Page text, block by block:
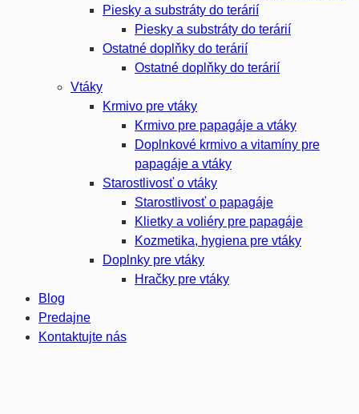
Piesky a substráty do terárií
Piesky a substráty do terárií
Ostatné doplňky do terárií
Ostatné doplňky do terárií
Vtáky
Krmivo pre vtáky
Krmivo pre papagáje a vtáky
Doplnkové krmivo a vitamíny pre
papagáje a vtáky
Starostlivosť o vtáky
Starostlivosť o papagáje
Klietky a voliéry pre papagáje
Kozmetika, hygiena pre vtáky
Doplnky pre vtáky
Hračky pre vtáky
Blog
Predajne
Kontaktujte nás